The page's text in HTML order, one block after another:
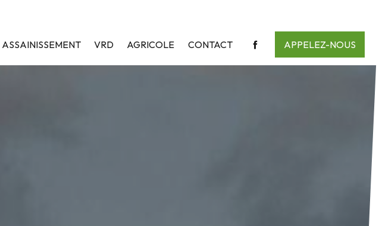
ASSAINISSEMENT VRD AGRICOLE CONTACT APPELEZ-NOUS